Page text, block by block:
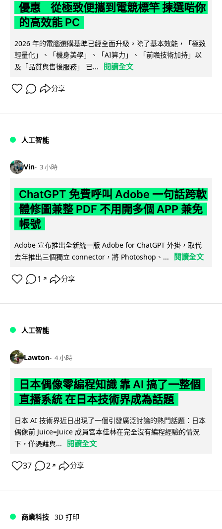
優惠 從極致便攜到電競標竿 揀選啱你
的高效能 PC
2026 年的電腦選購基準已經全面升級。除了基本效能，「極致
輕量化」、「機身美學」、「AI算力」、「前瞻技術加持」以
及「品質與售後服務」 已...
閱讀全文
分享
人工智能
Vin 3 小時
ChatGPT 免費呼叫 Adobe 一句話跨軟
體修圖兼整 PDF 不用開多個 APP 兼免
帳號
Adobe 宣布推出全新統一版 Adobe for ChatGPT 外掛，取代
去年推出三個獨立 connector，將 Photoshop、...
閱讀全文
1 ↗ 分享
人工智能
Lawton 4 小時
日本偶像零編程知識 靠 AI 搞了一整個
直播系統 在日本技術界成為話題
日本 AI 技術界近日出現了一個引發廣泛討論的熱門話題：日本
偶像前 Juice=Juice 成員宮本佳林在完全沒有編程經驗的情況
下，僅憑藉與...
閱讀全文
37 2 ↗ 分享
商業科技 3D 打印